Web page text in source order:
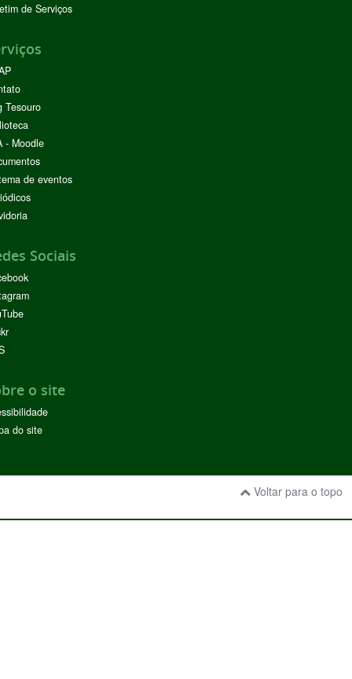
de Serviços
Tesouro
- Moodle
de eventos
Sociais
o site
do site
Voltar para o topo